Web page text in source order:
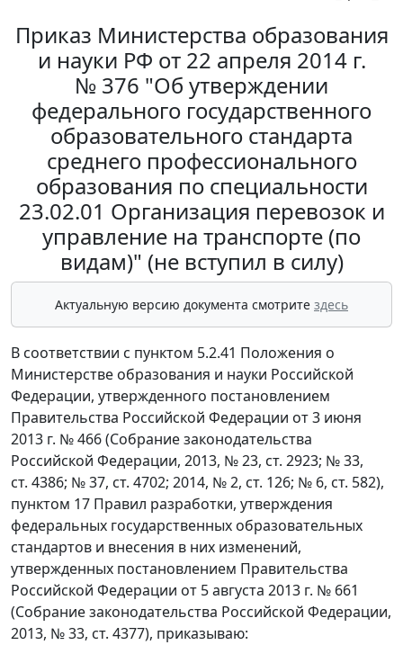
Приказ Министерства образования
и науки РФ от 22 апреля 2014 г.
№ 376 "Об утверждении
федерального государственного
образовательного стандарта
среднего профессионального
образования по специальности
23.02.01 Организация перевозок и
управление на транспорте (по
видам)" (не вступил в силу)
Актуальную версию документа смотрите здесь
В соответствии с пунктом 5.2.41 Положения о
Министерстве образования и науки Российской
Федерации, утвержденного постановлением
Правительства Российской Федерации от 3 июня
2013 г. № 466 (Собрание законодательства
Российской Федерации, 2013, № 23, ст. 2923; № 33,
ст. 4386; № 37, ст. 4702; 2014, № 2, ст. 126; № 6, ст. 582),
пунктом 17 Правил разработки, утверждения
федеральных государственных образовательных
стандартов и внесения в них изменений,
утвержденных постановлением Правительства
Российской Федерации от 5 августа 2013 г. № 661
(Собрание законодательства Российской Федерации,
2013, № 33, ст. 4377), приказываю: